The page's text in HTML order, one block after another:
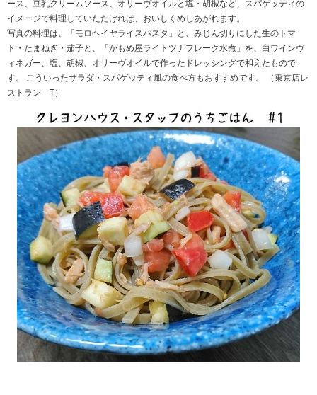
ース、豆乳クリームソース、オリーヴオイルと塩・胡椒など、スパゲッティの
イメージで料理していただければ、おいしくめしあがれます。
写真の料理は、「モロヘイヤライスパスタ」と、みじん切りにした生のトマ
ト・たまねぎ・茄子と、「かもめ屋ライトツナフレーク水煮」を、白ワインヴ
ィネガー、塩、胡椒、オリーヴオイルで作ったドレッシングで和えたもので
す。 こういったサラダ・スパゲッティ風の食べ方もおすすめです。 （東京店レ
ストラン T）